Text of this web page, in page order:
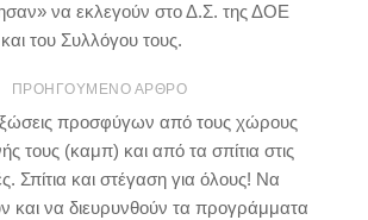
να εκλεγούν στο Δ.Σ. της ΔΟΕ
και του Συλλόγου τους.
ΠΡΟΗΓΟΎΜΕΝΟ ΆΡΘΡΟ
προσφύγων από τους χώρους
τους (καμπ) και από τα σπίτια στις
Σπίτια και στέγαση για όλους! Να
και να διευρυνθούν τα προγράμματα